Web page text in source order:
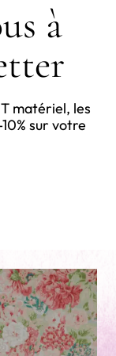
à
matériel, les
sur votre